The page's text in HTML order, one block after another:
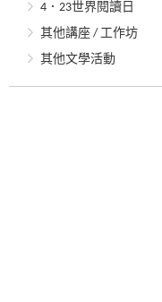
4．23世界閱讀日
其他講座 / 工作坊
其他文學活動